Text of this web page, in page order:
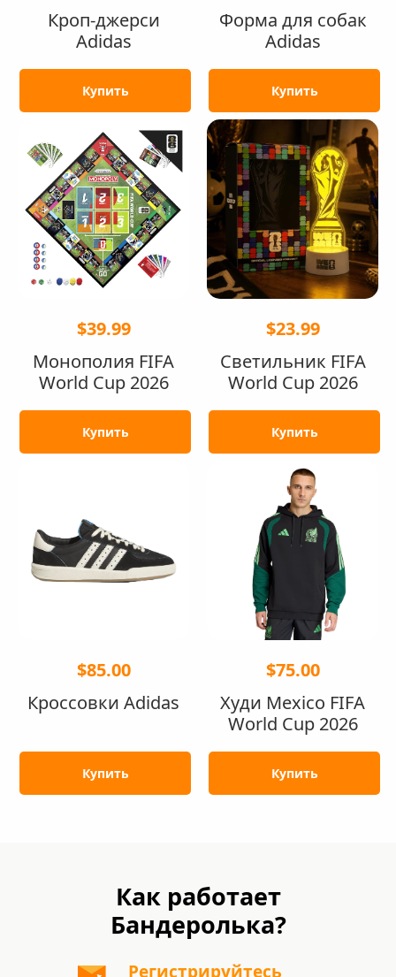
Кроп-джерси
Adidas
Купить
Форма для собак
Adidas
Купить
$39.99
Монополия FIFA
World Cup 2026
Купить
$23.99
Светильник FIFA
World Cup 2026
Купить
$85.00
Кроссовки Adidas
Купить
$75.00
Худи Mexico FIFA
World Cup 2026
Купить
Как работает
Бандеролька?
Регистрируйтесь